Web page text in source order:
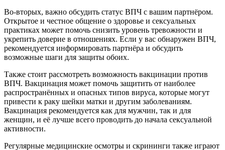
Во-вторых, важно обсудить статус ВПЧ с вашим партнёром.
Открытое и честное общение о здоровье и сексуальных
практиках может помочь снизить уровень тревожности и
укрепить доверие в отношениях. Если у вас обнаружен ВПЧ,
рекомендуется информировать партнёра и обсудить
возможные шаги для защиты обоих.
Также стоит рассмотреть возможность вакцинации против
ВПЧ. Вакцинация может помочь защитить от наиболее
распространённых и опасных типов вируса, которые могут
привести к раку шейки матки и другим заболеваниям.
Вакцинация рекомендуется как для мужчин, так и для
женщин, и её лучше всего проводить до начала сексуальной
активности.
Регулярные медицинские осмотры и скрининги также играют